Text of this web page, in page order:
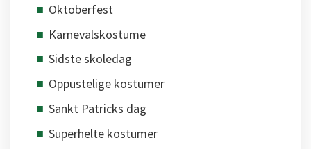
Oktoberfest
Karnevalskostume
Sidste skoledag
Oppustelige kostumer
Sankt Patricks dag
Superhelte kostumer